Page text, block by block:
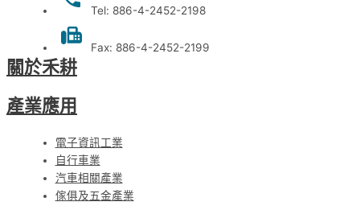
Tel: 886-4-2452-2198
Fax: 886-4-2452-2199
關於禾耕
產業應用
電子資訊工業
自行車業
汽車相關產業
傢俱及五金產業